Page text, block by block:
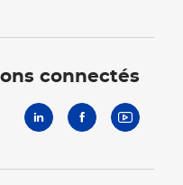
connectés